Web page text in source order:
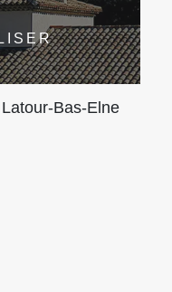
Bas-Elne